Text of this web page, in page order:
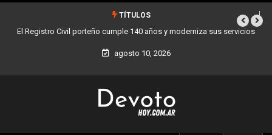
TÍTULOS
sus servicios
Buenos Aires sumó 12 nuevos Bares Notables y ya son
agosto 10, 2026